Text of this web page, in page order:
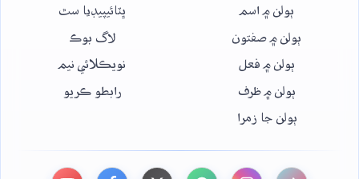
ٻولن ۾ اسم
ٻولن ۾ صفتون
ٻولن ۾ فعل
ٻولن ۾ ظرف
ٻولن جا زمرا
ڀٽائيپيڊيا سٿ
لاگ بوڪ
نويڪلائي نيم
رابطو ڪريو